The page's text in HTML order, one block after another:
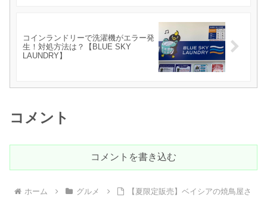
コインランドリーで洗濯機がエラー発
生！対処方法は？【BLUE SKY
LAUNDRY】
コメント
コメントを書き込む
ホーム グルメ
【夏限定販売】ベイシアの焼鳥屋さ